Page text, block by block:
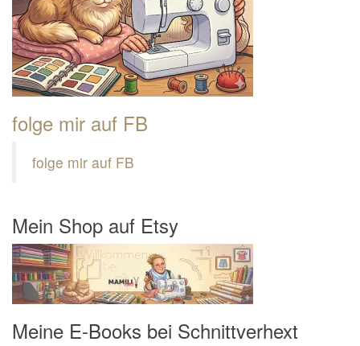
folge mir auf FB
folge mir auf FB
Mein Shop auf Etsy
Meine E-Books bei Schnittverhext